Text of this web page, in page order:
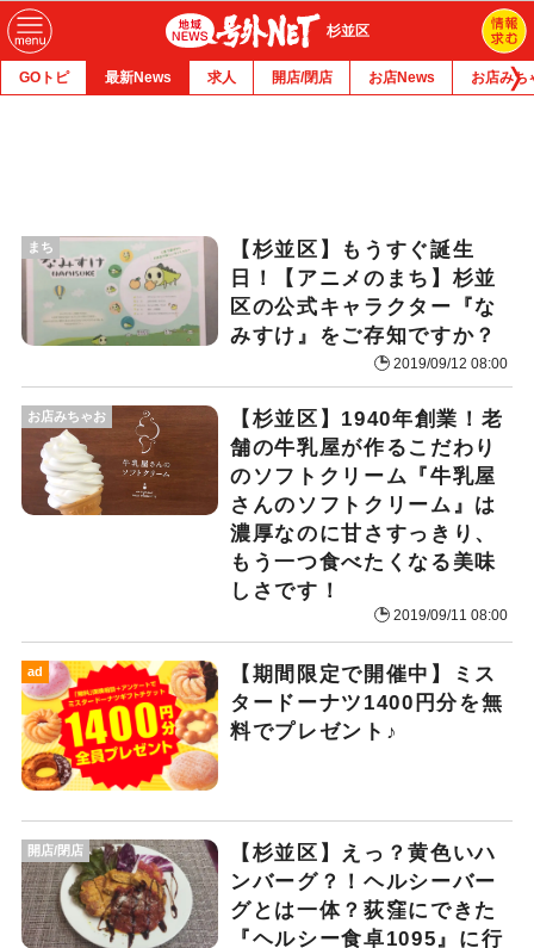
杉並区
GOトピ 最新News 求人 開店/閉店 お店News お店みち
まち
【杉並区】もうすぐ誕生
日！【アニメのまち】杉並
区の公式キャラクター『な
みすけ』をご存知ですか？
2019/09/12 08:00
【杉並区】1940年創業！老
舗の牛乳屋が作るこだわり
のソフトクリーム『牛乳屋
さんのソフトクリーム』は
濃厚なのに甘さすっきり、
もう一つ食べたくなる美味
しさです！
2019/09/11 08:00
お店みちゃお
ad
【期間限定で開催中】ミス
タードーナツ1400円分を無
料でプレゼント♪
【杉並区】えっ？黄色いハ
ンバーグ？！ヘルシーバー
グとは一体？荻窪にできた
『ヘルシー食卓1095』に行
開店/閉店